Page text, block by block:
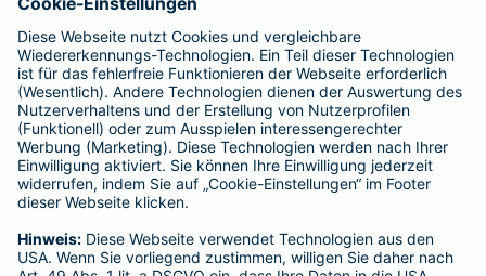
Barmenia ist Teil der BarmeniaGothaer
BELIEBTE SEITEN
Kranken-Zusatzversicherung
Tierversicherungen
Haftpflichtversicherung
Hausratversicherung
Adresse ändern